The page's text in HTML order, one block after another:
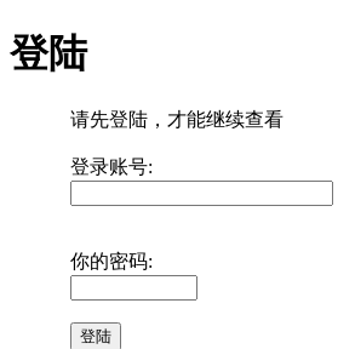
登陆
请先登陆，才能继续查看
登录账号:
你的密码: